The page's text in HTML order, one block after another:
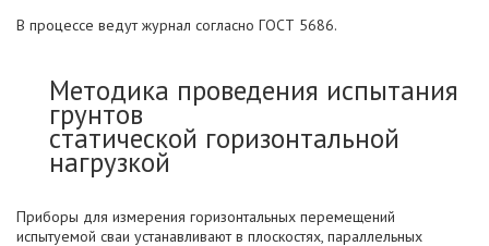
В процессе ведут журнал согласно ГОСТ 5686.
Методика проведения испытания
грунтов
статической горизонтальной
нагрузкой
Приборы для измерения горизонтальных перемещений
испытуемой сваи устанавливают в плоскостях, параллельных